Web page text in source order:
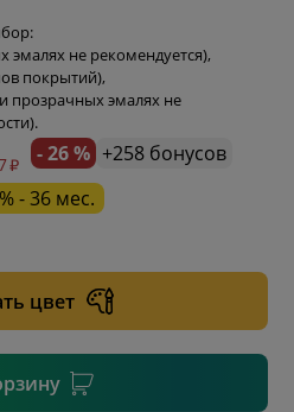
не рекомендуется),
покрытий),
прозрачных эмалях не
- 26 % +258 бонусов
- 36 мес.
цвет